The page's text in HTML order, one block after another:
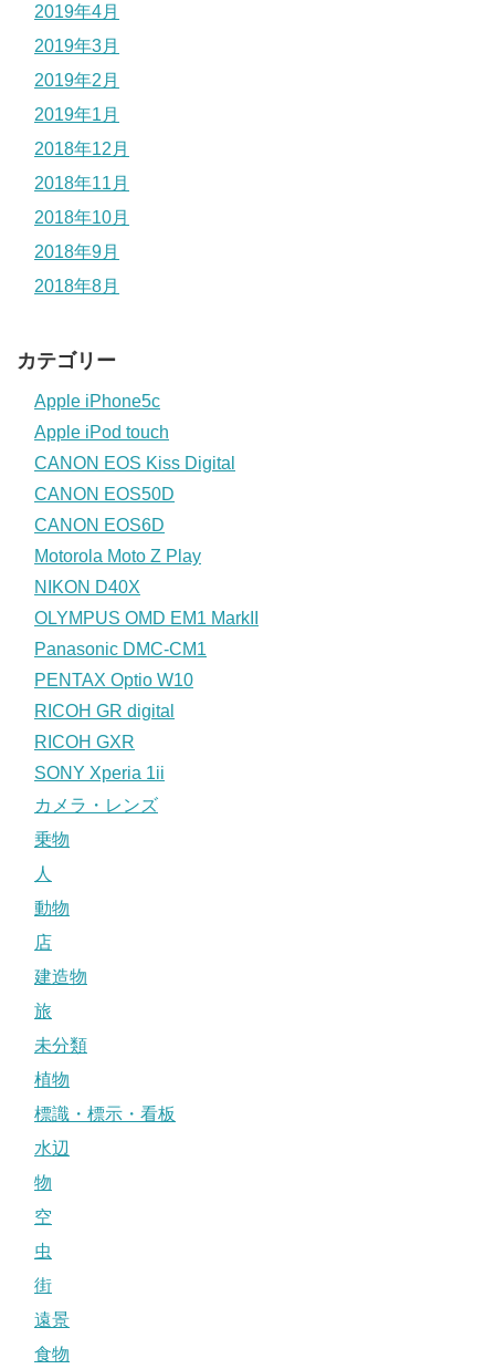
2019年4月
2019年3月
2019年2月
2019年1月
2018年12月
2018年11月
2018年10月
2018年9月
2018年8月
カテゴリー
Apple iPhone5c
Apple iPod touch
CANON EOS Kiss Digital
CANON EOS50D
CANON EOS6D
Motorola Moto Z Play
NIKON D40X
OLYMPUS OMD EM1 MarkII
Panasonic DMC-CM1
PENTAX Optio W10
RICOH GR digital
RICOH GXR
SONY Xperia 1ii
カメラ・レンズ
乗物
人
動物
店
建造物
旅
未分類
植物
標識・標示・看板
水辺
物
空
虫
街
遠景
食物